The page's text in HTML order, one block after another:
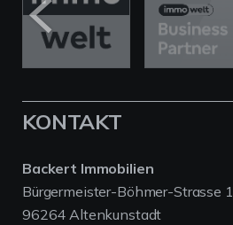
KONTAKT
Backert Immobilien
Bürgermeister-Böhmer-Strasse 1
96264 Altenkunstadt